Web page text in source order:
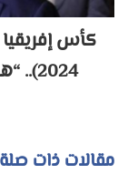
كأس
مقالات ذات صلة